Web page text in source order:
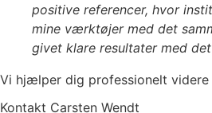
positive referencer, hvor
mine værktøjer med det
givet klare resultater med det
Vi hjælper dig professionelt videre
Kontakt Carsten Wendt